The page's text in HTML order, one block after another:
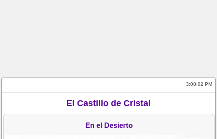
3:08:02 PM
El Castillo de Cristal
En el Desierto